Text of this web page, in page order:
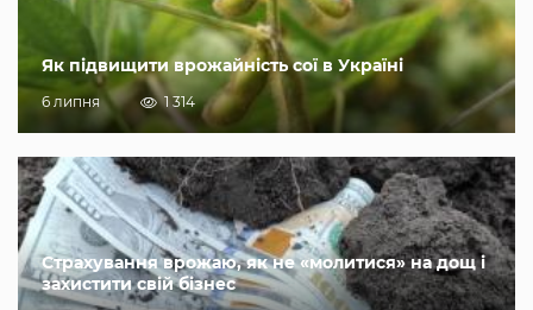
Як підвищити врожайність сої в Україні
6 липня 1 314
Страхування врожаю, як не «молитися» на дощ і
захистити свій бізнес